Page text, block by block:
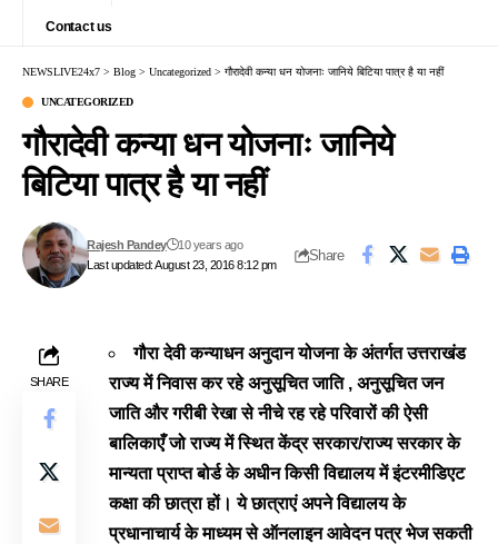
Contact us
NEWSLIVE24x7 > Blog > Uncategorized > गौरादेवी कन्या धन योजनाः जानिये बिटिया पात्र है या नहीं
UNCATEGORIZED
गौरादेवी कन्या धन योजनाः जानिये
बिटिया पात्र है या नहीं
Last updated: August 23, 2016 8:12 pm
Rajesh Pandey 10 years ago
Share
SHARE
गौरा देवी कन्याधन अनुदान योजना के अंतर्गत उत्तराखंड
राज्य में निवास कर रहे अनुसूचित जाति , अनुसूचित जन
जाति और गरीबी रेखा से नीचे रह रहे परिवारों की ऐसी
बालिकाएँ जो राज्य में स्थित केंद्र सरकार/राज्य सरकार के
मान्यता प्राप्त बोर्ड के अधीन किसी विद्यालय में इंटरमीडिएट
कक्षा की छात्रा हों। ये छात्राएं अपने विद्यालय के
प्रधानाचार्य के माध्यम से ऑनलाइन आवेदन पत्र भेज सकती